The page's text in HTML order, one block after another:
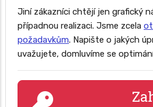
Jiní zákazníci chtějí jen grafický
případnou realizaci. Jsme zcela
požadavkům. Napište o jakých
uvažujete, domluvíme se